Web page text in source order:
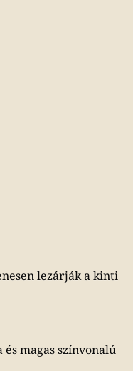
lezárják a kinti
magas színvonalú